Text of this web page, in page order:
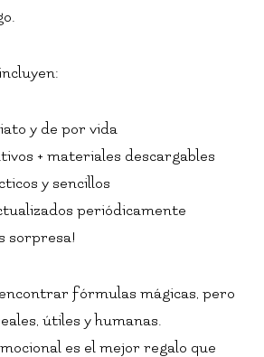
y de por vida
+ materiales descargables
y sencillos
periódicamente
sorpresa!
fórmulas mágicas, pero
útiles y humanas.
es el mejor regalo que